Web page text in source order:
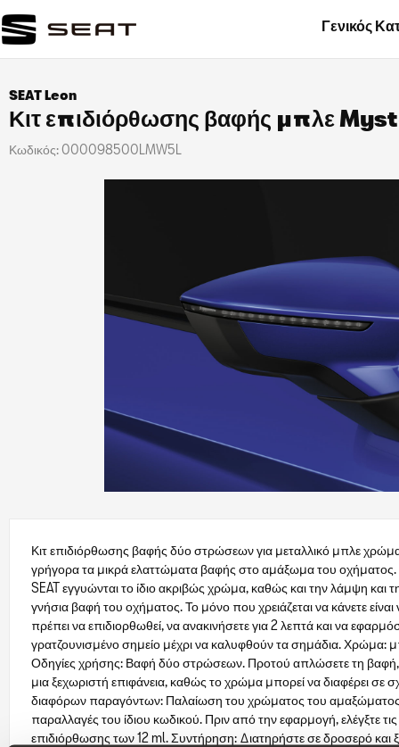
Γενικός
SEAT Leon
Κιτ επιδιόρθωσης βαφής μπλε
Κωδικός: 000098500LMW5L
Κιτ επιδιόρθωσης βαφής δύο στρώσεων για μεταλλικό μπλε
γρήγορα τα μικρά ελαττώματα βαφής στο αμάξωμα του οχήματος.
SEAT εγγυώνται το ίδιο ακριβώς χρώμα, καθώς και την λάμψη και
γνήσια βαφή του οχήματος. Το μόνο που χρειάζεται να κάνετε
πρέπει να επιδιορθωθεί, να ανακινήσετε για 2 λεπτά και να
γρατζουνισμένο σημείο μέχρι να καλυφθούν τα σημάδια. Χρώμα:
Οδηγίες χρήσης: Βαφή δύο στρώσεων. Προτού απλώσετε τη βαφή,
μια ξεχωριστή επιφάνεια, καθώς το χρώμα μπορεί να διαφέρει σε
διαφόρων παραγόντων: Παλαίωση του χρώματος του
παραλλαγές του ίδιου κωδικού. Πριν από την εφαρμογή, ελέγξτε
επιδιόρθωσης των 12 ml. Συντήρηση: Διατηρήστε σε δροσερό και